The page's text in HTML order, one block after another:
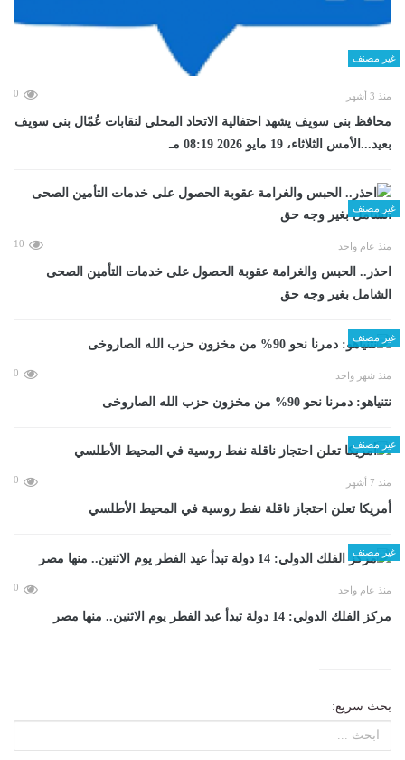
غير مصنف
منذ 3 أشهر 0
محافظ بني سويف يشهد احتفالية الاتحاد المحلي لنقابات عُمّال بني سويف
بعيد...الأمس الثلاثاء، 19 مايو 2026 08:19 مـ
غير مصنف
منذ عام واحد 10
احذر.. الحبس والغرامة عقوبة الحصول على خدمات التأمين الصحى
الشامل بغير وجه حق
غير مصنف
منذ شهر واحد 0
نتنياهو: دمرنا نحو 90% من مخزون حزب الله الصاروخى
غير مصنف
منذ 7 أشهر 0
أمريكا تعلن احتجاز ناقلة نفط روسية في المحيط الأطلسي
غير مصنف
منذ عام واحد 0
مركز الفلك الدولي: 14 دولة تبدأ عيد الفطر يوم الاثنين.. منها مصر
بحث سريع: